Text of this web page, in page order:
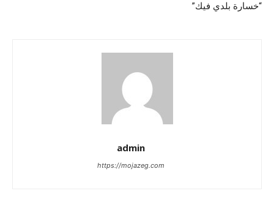
“خسارة بلدي فيك”
admin
https://mojazeg.com